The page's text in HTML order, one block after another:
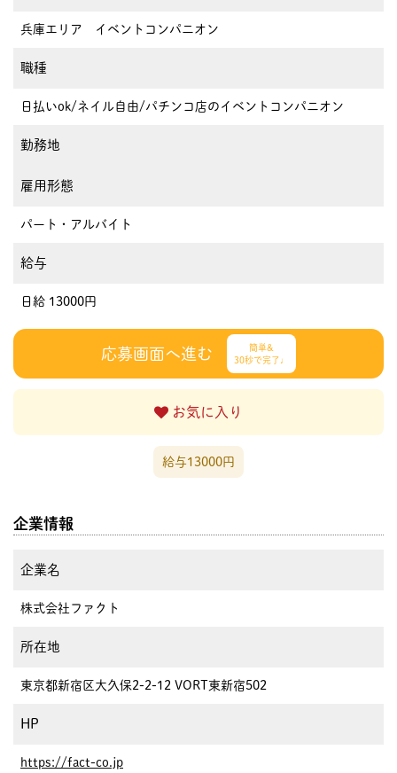
兵庫エリア イベントコンパニオン
職種
日払いok/ネイル自由/パチンコ店のイベントコンパニオン
勤務地
雇用形態
パート・アルバイト
給与
日給 13000円
応募画面へ進む
簡単&
30秒で完了♩
お気に入り
給与13000円
企業情報
企業名
株式会社ファクト
所在地
東京都新宿区大久保2-2-12 VORT東新宿502
HP
https://fact-co.jp